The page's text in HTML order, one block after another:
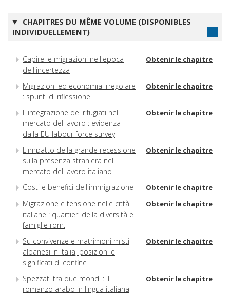
CHAPITRES DU MÊME VOLUME (DISPONIBLES
INDIVIDUELLEMENT)
Capire le migrazioni nell'epoca
dell'incertezza
Obtenir le chapitre
Migrazioni ed economia irregolare
: spunti di riflessione
Obtenir le chapitre
L'integrazione dei rifugiati nel
mercato del lavoro : evidenza
dalla EU labour force survey
Obtenir le chapitre
L'impatto della grande recessione
sulla presenza straniera nel
mercato del lavoro italiano
Obtenir le chapitre
Costi e benefici dell'immigrazione Obtenir le chapitre
Migrazione e tensione nelle città
italiane : quartieri della diversità e
famiglie rom.
Obtenir le chapitre
Su convivenze e matrimoni misti
albanesi in Italia, posizioni e
significati di confine
Obtenir le chapitre
Spezzati tra due mondi : il
romanzo arabo in lingua italiana
Obtenir le chapitre